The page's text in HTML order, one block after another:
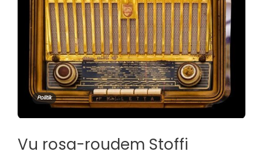
Politik
Vu rosa-roudem Stoffi